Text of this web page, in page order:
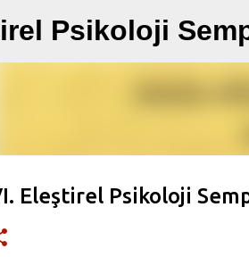
Psikoloji
Eleştirel Psikoloji